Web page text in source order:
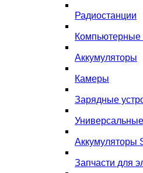
Радиостанции
Аккумуляторы
Камеры
Зарядные
Аккумуляторы
Запчасти для